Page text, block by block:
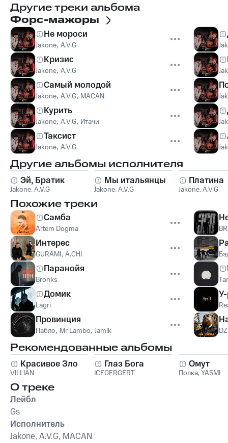
Другие треки альбома
Форс-мажоры
Не мороси
Jakone, A.V.G
Кризис
Jakone, A.V.G
Самый молодой
Jakone, A.V.G, MACAN
Курить
Jakone, A.V.G, Итачи
Таксист
Jakone, A.V.G
Другие альбомы исполнителя
Эй, Братик
Jakone,A.V.G
Мы итальянцы
Jakone,A.V.G
Платина
Jakone,A.V.G
Похожие треки
Самба
Artem Dogma
Интерес
GURAMI, A.CHI
Паранойя
Bronks
Домик
Lagri
Провинция
Пабло, Mr Lambo, Jamik
Рекомендованные альбомы
Красивое Зло
VILLIAN
Глаз Бога
ICEGERGERT
Омут
Полка,YASMI
О треке
Лейбл
Gs
Исполнитель
Jakone, A.V.G, MACAN